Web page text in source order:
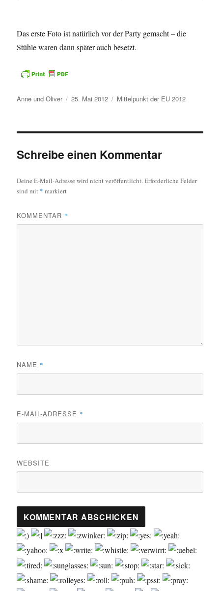
Das erste Foto ist natürlich vor der Party gemacht – die
Stühle waren dann später auch besetzt.
Autor
Anne und Oliver
Veröffentlicht
25. Mai 2012 Kategorien
Mittelpunkt der EU 2012
Schreibe einen Kommentar
Deine E-Mail-Adresse wird nicht veröffentlicht.Erforderliche Felder
sind mit * markiert
KOMMENTAR *
NAME *
E-MAIL-ADRESSE *
WEBSITE